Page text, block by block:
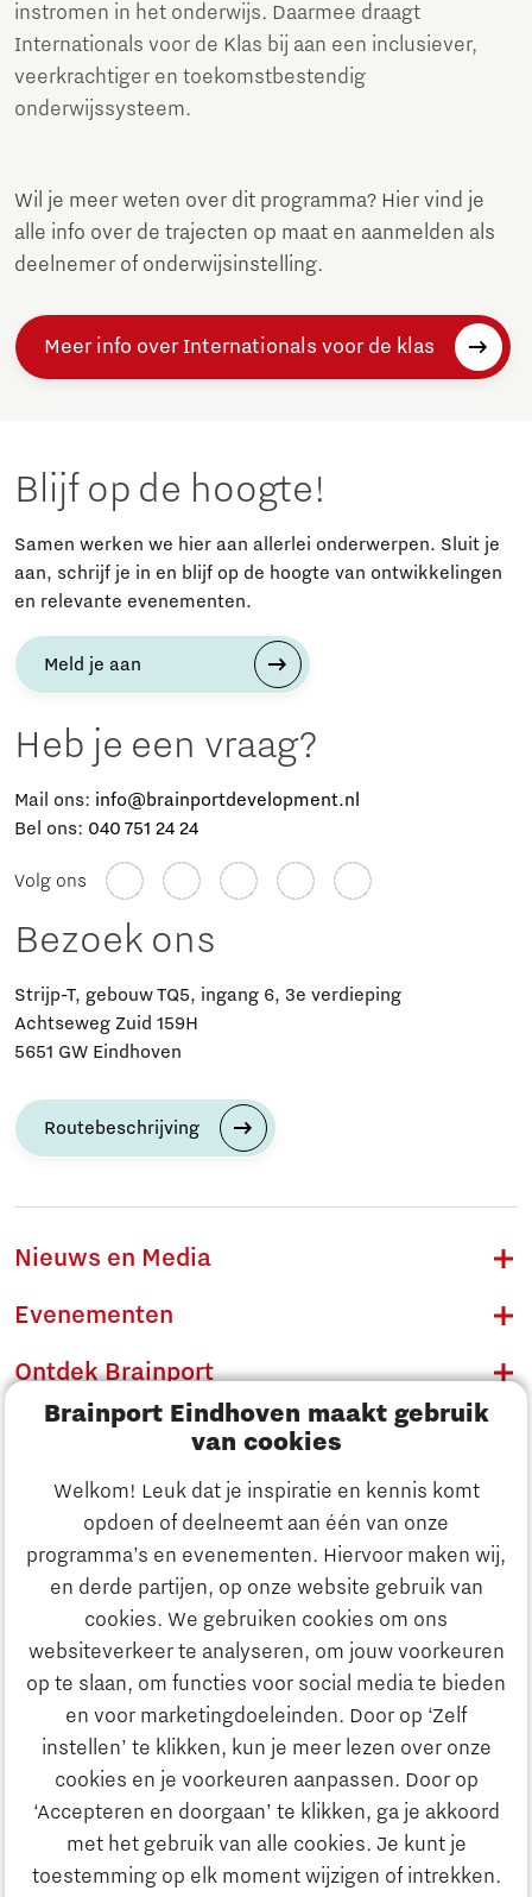
Brainport Eindhoven maakt gebruik
van cookies
Welkom! Leuk dat je inspiratie en kennis komt
opdoen of deelneemt aan één van onze
programma’s en evenementen. Hiervoor maken wij,
en derde partijen, op onze website gebruik van
cookies. We gebruiken cookies om ons
websiteverkeer te analyseren, om jouw voorkeuren
op te slaan, om functies voor social media te bieden
en voor marketingdoeleinden. Door op ‘Zelf
instellen’ te klikken, kun je meer lezen over onze
cookies en je voorkeuren aanpassen. Door op
‘Accepteren en doorgaan’ te klikken, ga je akkoord
met het gebruik van alle cookies. Je kunt je
toestemming op elk moment wijzigen of intrekken.
Ontdek Brainport
Innovatie
Ondernemen
Onderwijs
instromen in het onderwijs. Daarmee draagt
Internationals voor de Klas bij aan een inclusiever,
veerkrachtiger en toekomstbestendig
onderwijssysteem.
Wil je meer weten over dit programma? Hier vind je
alle info over de trajecten op maat en aanmelden als
deelnemer of onderwijsinstelling.
Meer info over Internationals voor de klas
Blijf op de hoogte!
Samen werken we hier aan allerlei onderwerpen. Sluit je
aan, schrijf je in en blijf op de hoogte van ontwikkelingen
en relevante evenementen.
Meld je aan
Heb je een vraag?
Mail ons: info@brainportdevelopment.nl
Bel ons: 040 751 24 24
Volg ons
Bezoek ons
Strijp-T, gebouw TQ5, ingang 6, 3e verdieping
Achtseweg Zuid 159H
5651 GW Eindhoven
Routebeschrijving
Nieuws en Media
Evenementen
Ontdek Brainport
Innovatie
Ondernemen
Onderwijs
Maatschappelijk
Strategie & Organisatie
Zoeken
Contact
Naar internationale website